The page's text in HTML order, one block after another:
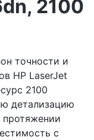
2100
точности и
HP LaserJet
2100
детализацию
протяжении
с